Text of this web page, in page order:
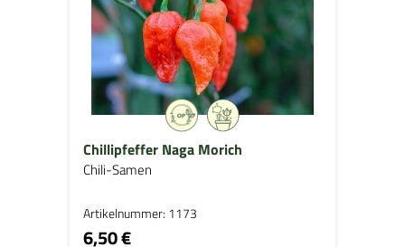
Chillipfeffer Naga Morich
Chili-Samen
Artikelnummer: 1173
6,50 €